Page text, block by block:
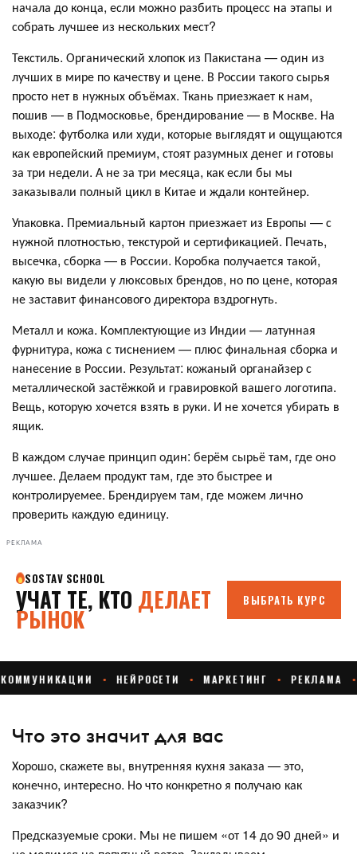
начала до конца, если можно разбить процесс на этапы и
собрать лучшее из нескольких мест?
Текстиль. Органический хлопок из Пакистана — один из
лучших в мире по качеству и цене. В России такого сырья
просто нет в нужных объёмах. Ткань приезжает к нам,
пошив — в Подмосковье, брендирование — в Москве. На
выходе: футболка или худи, которые выглядят и ощущаются
как европейский премиум, стоят разумных денег и готовы
за три недели. А не за три месяца, как если бы мы
заказывали полный цикл в Китае и ждали контейнер.
Упаковка. Премиальный картон приезжает из Европы — с
нужной плотностью, текстурой и сертификацией. Печать,
высечка, сборка — в России. Коробка получается такой,
какую вы видели у люксовых брендов, но по цене, которая
не заставит финансового директора вздрогнуть.
Металл и кожа. Комплектующие из Индии — латунная
фурнитура, кожа с тиснением — плюс финальная сборка и
нанесение в России. Результат: кожаный органайзер с
металлической застёжкой и гравировкой вашего логотипа.
Вещь, которую хочется взять в руки. И не хочется убирать в
ящик.
В каждом случае принцип один: берём сырьё там, где оно
лучшее. Делаем продукт там, где это быстрее и
контролируемее. Брендируем там, где можем лично
проверить каждую единицу.
РЕКЛАМА
Что это значит для вас
Хорошо, скажете вы, внутренняя кухня заказа — это,
конечно, интересно. Но что конкретно я получаю как
заказчик?
Предсказуемые сроки. Мы не пишем «от 14 до 90 дней» и